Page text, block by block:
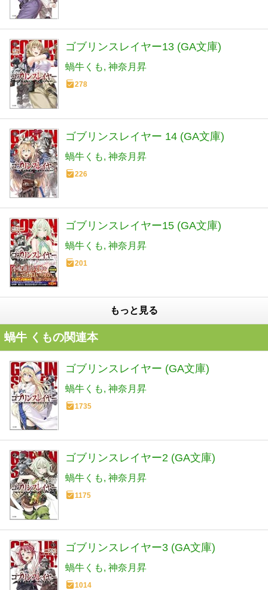
ゴブリンスレイヤー13 (GA文庫)
蝸牛くも 神奈月昇
278
ゴブリンスレイヤー 14 (GA文庫)
蝸牛くも 神奈月昇
226
ゴブリンスレイヤー15 (GA文庫)
蝸牛くも 神奈月昇
201
もっと見る
蝸牛 くもの関連本
ゴブリンスレイヤー (GA文庫)
蝸牛くも 神奈月昇
1735
ゴブリンスレイヤー2 (GA文庫)
蝸牛くも 神奈月昇
1175
ゴブリンスレイヤー3 (GA文庫)
蝸牛くも 神奈月昇
1014